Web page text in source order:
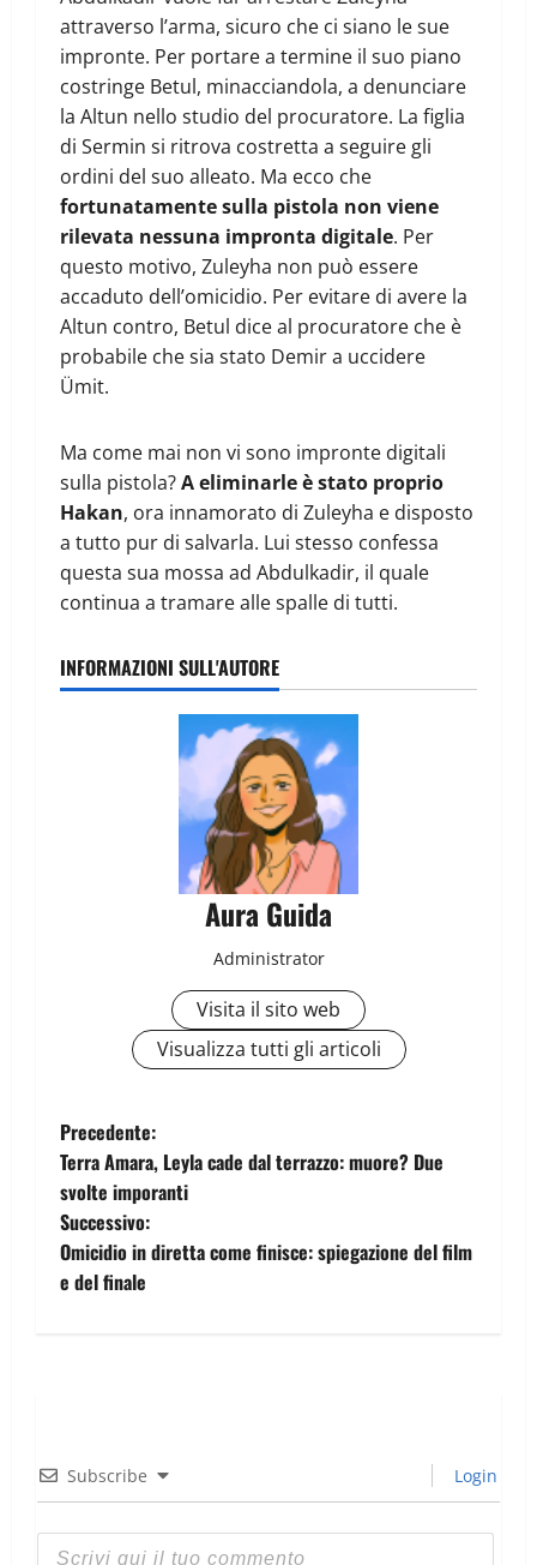
attraverso l’arma, sicuro che ci siano le sue
impronte. Per portare a termine il suo piano
costringe Betul, minacciandola, a denunciare
la Altun nello studio del procuratore. La figlia
di Sermin si ritrova costretta a seguire gli
ordini del suo alleato. Ma ecco che
fortunatamente sulla pistola non viene
rilevata nessuna impronta digitale. Per
questo motivo, Zuleyha non può essere
accaduto dell’omicidio. Per evitare di avere la
Altun contro, Betul dice al procuratore che è
probabile che sia stato Demir a uccidere
Ümit.
Ma come mai non vi sono impronte digitali
sulla pistola?A eliminarle è stato proprio
Hakan, ora innamorato di Zuleyha e disposto
a tutto pur di salvarla. Lui stesso confessa
questa sua mossa ad Abdulkadir, il quale
continua a tramare alle spalle di tutti.
INFORMAZIONI SULL'AUTORE
Aura Guida
Administrator
Visita il sito web
Visualizza tutti gli articoli
Precedente:
Terra Amara, Leyla cade dal terrazzo: muore? Due
svolte imporanti
Successivo:
Omicidio in diretta come finisce: spiegazione del film
e del finale
Subscribe Login